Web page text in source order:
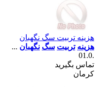
هزينه تربيت سگ نگهبان
هزينه تربيت سگ نگهبان ...
.01.0
تماس بگیرید
كرمان